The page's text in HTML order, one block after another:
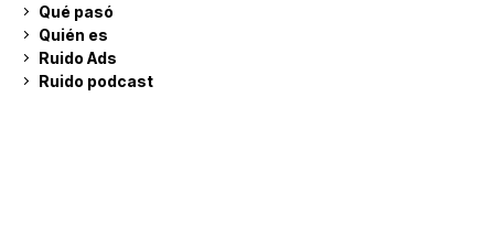
Qué pasó
Quién es
Ruido Ads
Ruido podcast